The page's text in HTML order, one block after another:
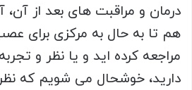
درمان و مراقبت های بعد از
هم تا به حال به مرکزی برای
مراجعه کرده اید و یا نظر و
دارید، خوشحال می شویم که